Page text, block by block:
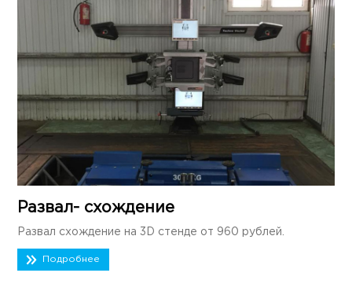
Развал- схождение
Развал схождение на 3D стенде от 960 рублей.
Подробнее